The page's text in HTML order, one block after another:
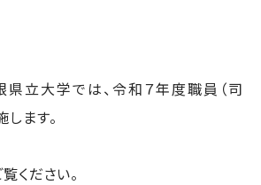
立大学では、令和７年度職員（司
ます。
ください。